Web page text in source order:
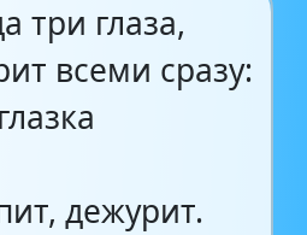
три глаза,
всеми сразу:
дежурит.